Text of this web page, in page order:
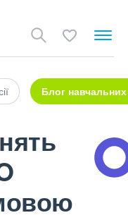
Блог навчальних